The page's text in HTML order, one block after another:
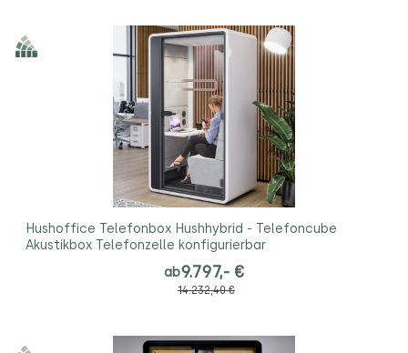
Hushoffice Telefonbox Hushhybrid - Telefoncube
Akustikbox Telefonzelle konfigurierbar
ab9.797,- €
14.232,40 €